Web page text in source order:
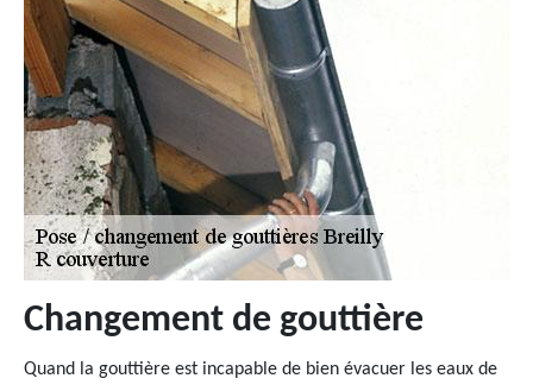
Changement de gouttière
Quand la gouttière est incapable de bien évacuer les eaux de